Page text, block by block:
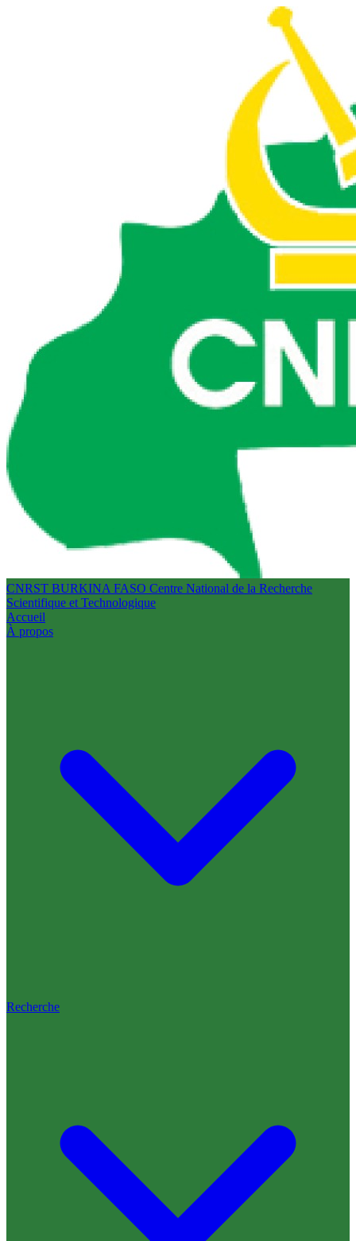
CNRST BURKINA FASO Centre National de la Recherche
Scientifique et Technologique
Accueil
À propos
Recherche